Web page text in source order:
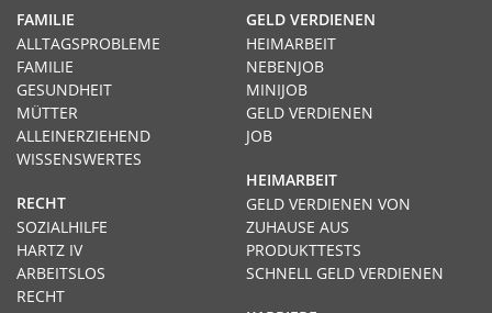
GELD VERDIENEN
HEIMARBEIT
NEBENJOB
MINIJOB
GELD VERDIENEN
JOB
HEIMARBEIT
GELD VERDIENEN VON
ZUHAUSE AUS
PRODUKTTESTS
SCHNELL GELD VERDIENEN
FAMILIE
ALLTAGSPROBLEME
FAMILIE
GESUNDHEIT
MÜTTER
ALLEINERZIEHEND
WISSENSWERTES
RECHT
SOZIALHILFE
HARTZ IV
ARBEITSLOS
RECHT